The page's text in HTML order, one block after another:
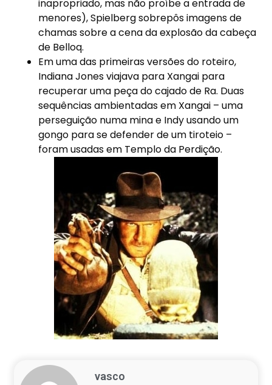
inapropriado, mas não proíbe a entrada de
menores), Spielberg sobrepôs imagens de
chamas sobre a cena da explosão da cabeça
de Belloq.
Em uma das primeiras versões do roteiro,
Indiana Jones viajava para Xangai para
recuperar uma peça do cajado de Ra. Duas
sequências ambientadas em Xangai – uma
perseguição numa mina e Indy usando um
gongo para se defender de um tiroteio –
foram usadas em Templo da Perdição.
vasco